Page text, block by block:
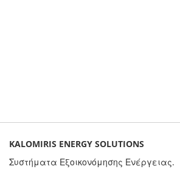
KALOMIRIS ENERGY SOLUTIONS
Συστήματα Εξοικονόμησης Ενέργειας.